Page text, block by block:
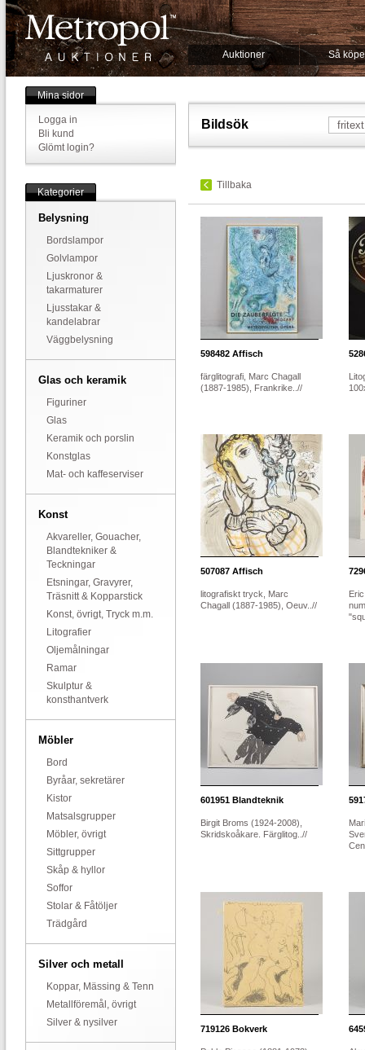
Auktioner Så
Mina sidor
Logga in
Bli kund
Glömt login?
Kategorier
Belysning
Bordslampor
Golvlampor
Ljuskronor &
takarmaturer
Ljusstakar &
kandelabrar
Väggbelysning
Glas och keramik
Figuriner
Glas
Keramik och porslin
Konstglas
Mat- och kaffeserviser
Konst
Akvareller, Gouacher,
Blandtekniker &
Teckningar
Etsningar, Gravyrer,
Träsnitt & Kopparstick
Konst, övrigt, Tryck m.m.
Litografier
Oljemålningar
Ramar
Skulptur &
konsthantverk
Möbler
Bord
Byråar, sekretärer
Kistor
Matsalsgrupper
Möbler, övrigt
Sittgrupper
Skåp & hyllor
Soffor
Stolar & Fåtöljer
Trädgård
Silver och metall
Koppar, Mässing & Tenn
Metallföremål, övrigt
Silver & nysilver
Bildsök
Tillbaka
598482 Affisch
färglitografi, Marc Chagall
(1887-1985), Frankrike..//
507087 Affisch
litografiskt tryck, Marc
Chagall (1887-1985), Oeuv..//
601951 Blandteknik
Birgit Broms (1924-2008),
Skridskoåkare. Färglitog..//
719126 Bokverk